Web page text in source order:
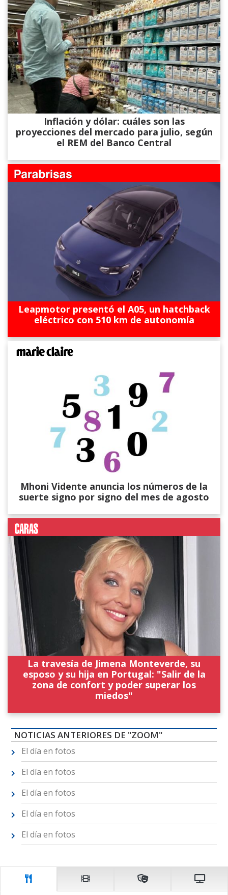
Inflación y dólar: cuáles son las
proyecciones del mercado para julio, según
el REM del Banco Central
Leapmotor presentó el A05, un hatchback
eléctrico con 510 km de autonomía
Mhoni Vidente anuncia los números de la
suerte signo por signo del mes de agosto
La travesía de Jimena Monteverde, su
esposo y su hija en Portugal: "Salir de la
zona de confort y poder superar los
miedos"
NOTICIAS ANTERIORES DE "ZOOM"
El día en fotos
El día en fotos
El día en fotos
El día en fotos
El día en fotos